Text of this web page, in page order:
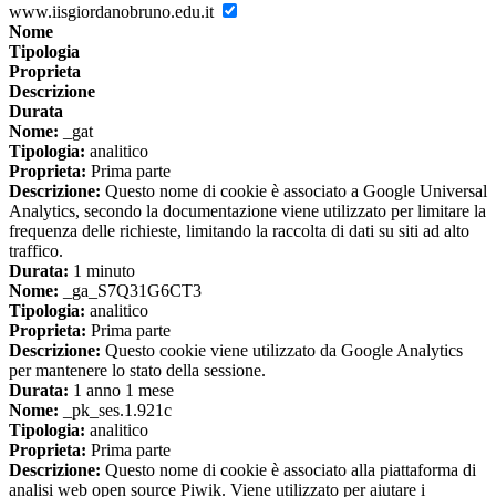
www.iisgiordanobruno.edu.it
Nome
Tipologia
Proprieta
Descrizione
Durata
Nome: _gat
Tipologia: analitico
Proprieta: Prima parte
Descrizione: Questo nome di cookie è associato a Google Universal
Analytics, secondo la documentazione viene utilizzato per limitare la
frequenza delle richieste, limitando la raccolta di dati su siti ad alto
traffico.
Durata: 1 minuto
Nome: _ga_S7Q31G6CT3
Tipologia: analitico
Proprieta: Prima parte
Descrizione: Questo cookie viene utilizzato da Google Analytics
per mantenere lo stato della sessione.
Durata: 1 anno 1 mese
Nome: _pk_ses.1.921c
Tipologia: analitico
Proprieta: Prima parte
Descrizione: Questo nome di cookie è associato alla piattaforma di
analisi web open source Piwik. Viene utilizzato per aiutare i